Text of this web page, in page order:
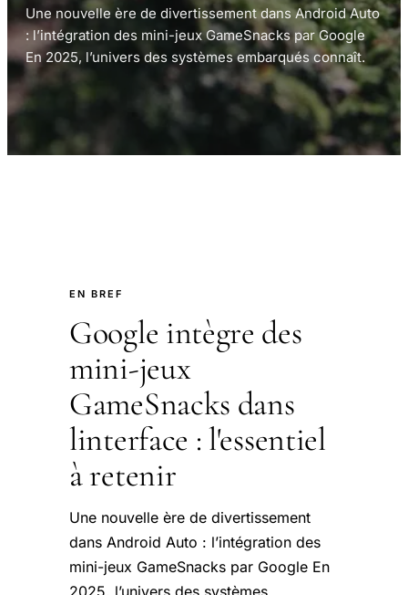
Une nouvelle ère de divertissement dans Android Auto
: l’intégration des mini-jeux GameSnacks par Google
En 2025, l’univers des systèmes embarqués connaît.
EN BREF
Google intègre des
mini-jeux
GameSnacks dans
linterface : l'essentiel
à retenir
Une nouvelle ère de divertissement
dans Android Auto : l’intégration des
mini-jeux GameSnacks par Google En
2025, l’univers des systèmes